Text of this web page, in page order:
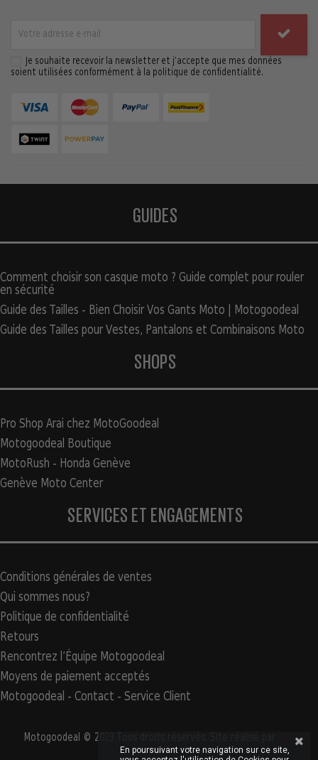
Je souhaite recevoir la newsletter et j’accepte que mes données
soient utilisées conformément à la politique de confidentialité.
GUIDES
Comment choisir son casque moto ? Guide complet pour rouler
en sécurité
Guide des Tailles - Bien Choisir Vos Gants Moto | Motogoodeal
Guide des Tailles pour Vestes, Pantalons et Combinaisons Moto
SHOPS
Pro Shop Arai chez MotoGoodeal
Motogoodeal Boutique
MotoRush - Honda Genève
Genève Moto Center
SERVICES ET ENGAGEMENTS
Conditions générales de ventes
Qui sommes nous?
Politique de confidentialité
Retours
Rencontrez l’Équipe Motogoodeal
Moyens de paiement acceptés
Motogoodeal - Contact - Service Client
Motogoodeal © 2023 Tous droits réservés. Site réalisé par
Solution
En poursuivant votre navigation sur ce site,